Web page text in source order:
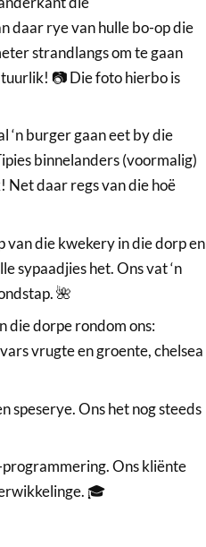
daar rye van hulle bo-op die
strandlangs om te gaan
📷 Die foto hierbo is
‘n burger gaan eet by die
binnelanders (voormalig)
Net daar regs van die hoë
van die kwekery in die dorp en
sypaadjies het. Ons vat ‘n
🌺
die dorpe rondom ons:
vrugte en groente, chelsea
speserye. Ons het nog steeds
programmering. Ons kliënte
🎓